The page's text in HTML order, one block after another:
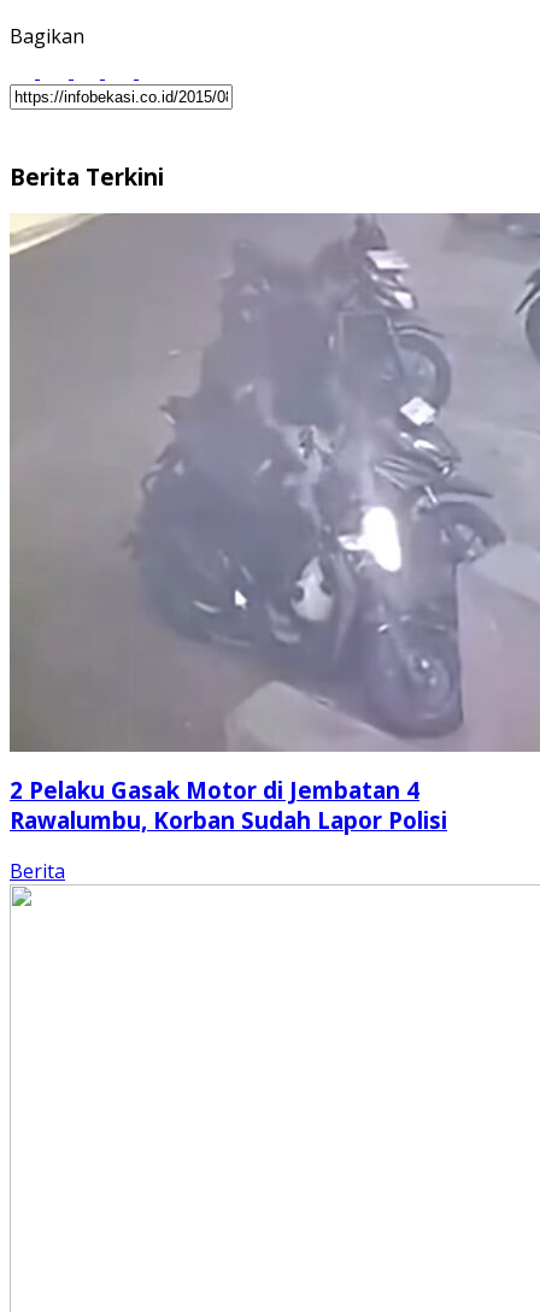
Bagikan
Berita Terkini
2 Pelaku Gasak Motor di Jembatan 4
Rawalumbu, Korban Sudah Lapor Polisi
Berita